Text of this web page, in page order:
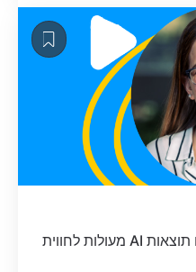
פרודקטיבי 54: איך מתרגמים תוצאות AI מעולות לחווית